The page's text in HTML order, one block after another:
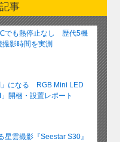
事
でも熱停止なし 歴代5機
影時間を実測
」になる RGB Mini LED
開梱・設置レポート
星雲撮影『Seestar S30』